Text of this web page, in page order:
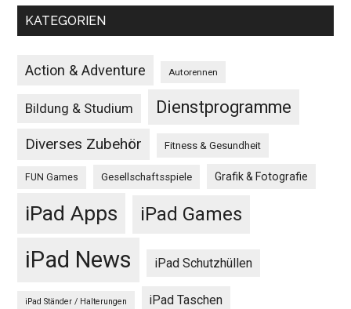
KATEGORIEN
Action & Adventure Autorennen
Bildung & Studium Dienstprogramme
Diverses Zubehör Fitness & Gesundheit
FUN Games Gesellschaftsspiele Grafik & Fotografie
iPad Apps iPad Games
iPad News iPad Schutzhüllen
iPad Ständer / Halterungen iPad Taschen